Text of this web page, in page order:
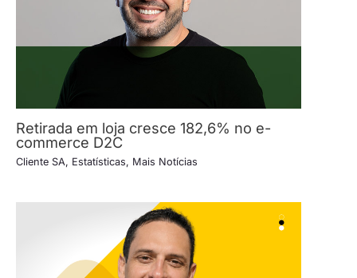
Retirada em loja cresce 182,6% no e-
commerce D2C
Cliente SA, Estatísticas, Mais Notícias